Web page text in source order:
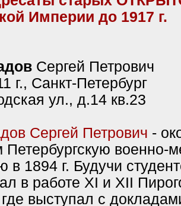
Империи до 1917 г.
Сергей Петрович
г., Санкт-Петербург
ул., д.14 кв.23
Сергей Петрович -
Петербургскую военно-
в 1894 г. Будучи
в работе XI и XII
выступал с